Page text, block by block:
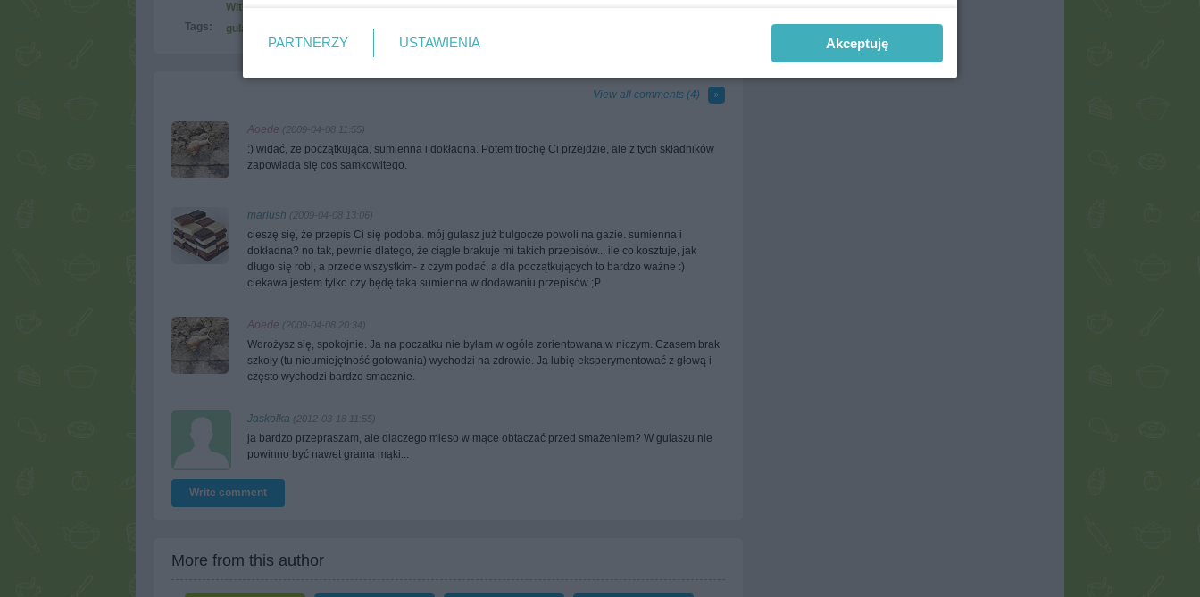
With the pressure cooker
Tags:
gulasz szybkowar
View all comments (4)
Aoede (2009-04-08 11:55)
:) widać, że początkująca, sumienna i dokładna. Potem trochę Ci przejdzie, ale z tych składników
zapowiada się cos samkowitego.
marlush (2009-04-08 13:06)
cieszę się, że przepis Ci się podoba. mój gulasz już bulgocze powoli na gazie. sumienna i
dokładna? no tak, pewnie dlatego, że ciągle brakuje mi takich przepisów... ile co kosztuje, jak
długo się robi, a przede wszystkim- z czym podać, a dla początkujących to bardzo ważne :)
ciekawa jestem tylko czy będę taka sumienna w dodawaniu przepisów ;P
Aoede (2009-04-08 20:34)
Wdrożysz się, spokojnie. Ja na poczatku nie byłam w ogóle zorientowana w niczym. Czasem brak
szkoły (tu nieumiejętność gotowania) wychodzi na zdrowie. Ja lubię eksperymentować z głową i
często wychodzi bardzo smacznie.
Jaskolka (2012-03-18 11:55)
ja bardzo przepraszam, ale dlaczego mieso w mące obtaczać przed smażeniem? W gulaszu nie
powinno być nawet grama mąki...
Write comment
More from this author
PARTNERZY USTAWIENIA Akceptuję